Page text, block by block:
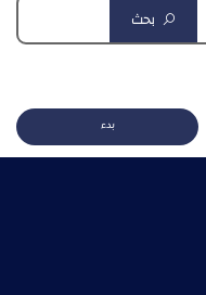
بحث
بدء